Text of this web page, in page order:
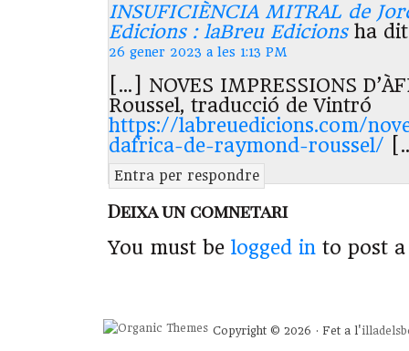
INSUFICIÈNCIA MITRAL de
Edicions : laBreu Edicions ha
26 gener 2023 a les 1:13 PM
[…] NOVES IMPRESSIONS
Roussel, traducció de Vintró
https://labreuedicions.com/
dafrica-de-raymond-roussel/
Entra per respondre
Deixa un comnetari
You must be logged in to post
Copyright © 2026 · Fet a l'